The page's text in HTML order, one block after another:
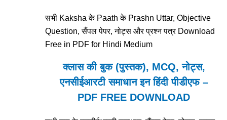
सभी Kaksha के Paath के Prashn Uttar, Objective
Question, सैंपल पेपर, नोट्स और प्रश्न पत्र Download
Free in PDF for Hindi Medium
क्लास की बुक (पुस्तक), MCQ, नोट्स,
एनसीईआरटी समाधान इन हिंदी पीडीएफ –
PDF FREE DOWNLOAD